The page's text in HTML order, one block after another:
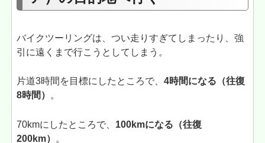
バイクツーリングは、つい走りすぎてしまったり、強
引に遠くまで行こうとしてしまう。
片道3時間を目標にしたところで、4時間になる（往復
8時間）
。
70kmにしたところで、 100kmになる（往復
200km）
。